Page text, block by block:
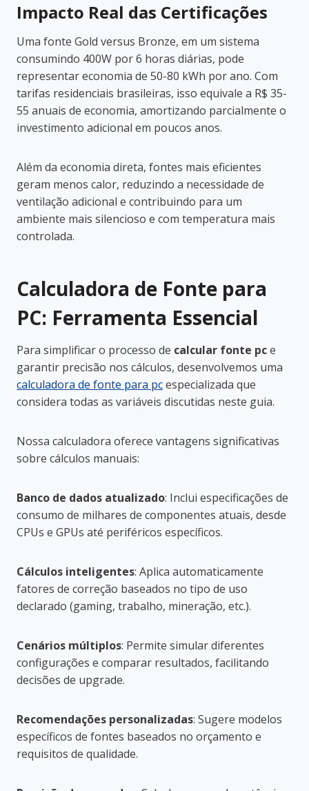
Impacto Real das Certificações
Uma fonte Gold versus Bronze, em um sistema
consumindo 400W por 6 horas diárias, pode
representar economia de 50-80 kWh por ano. Com
tarifas residenciais brasileiras, isso equivale a R$ 35-
55 anuais de economia, amortizando parcialmente o
investimento adicional em poucos anos.
Além da economia direta, fontes mais eficientes
geram menos calor, reduzindo a necessidade de
ventilação adicional e contribuindo para um
ambiente mais silencioso e com temperatura mais
controlada.
Calculadora de Fonte para
PC: Ferramenta Essencial
Para simplificar o processo de calcular fonte pce
garantir precisão nos cálculos, desenvolvemos uma
calculadora de fonte para pcespecializada que
considera todas as variáveis discutidas neste guia.
Nossa calculadora oferece vantagens significativas
sobre cálculos manuais:
Banco de dados atualizado: Inclui especificações de
consumo de milhares de componentes atuais, desde
CPUs e GPUs até periféricos específicos.
Cálculos inteligentes: Aplica automaticamente
fatores de correção baseados no tipo de uso
declarado (gaming, trabalho, mineração, etc.).
Cenários múltiplos: Permite simular diferentes
configurações e comparar resultados, facilitando
decisões de upgrade.
Recomendações personalizadas: Sugere modelos
específicos de fontes baseados no orçamento e
requisitos de qualidade.